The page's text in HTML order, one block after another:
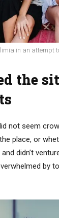
in an attempt
the
not seem
place, or
didn’t
by